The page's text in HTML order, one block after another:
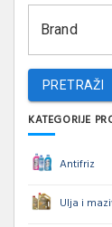
Brand
PRETRAŽI
KATEGORIJE
Antifriz
Ulja i